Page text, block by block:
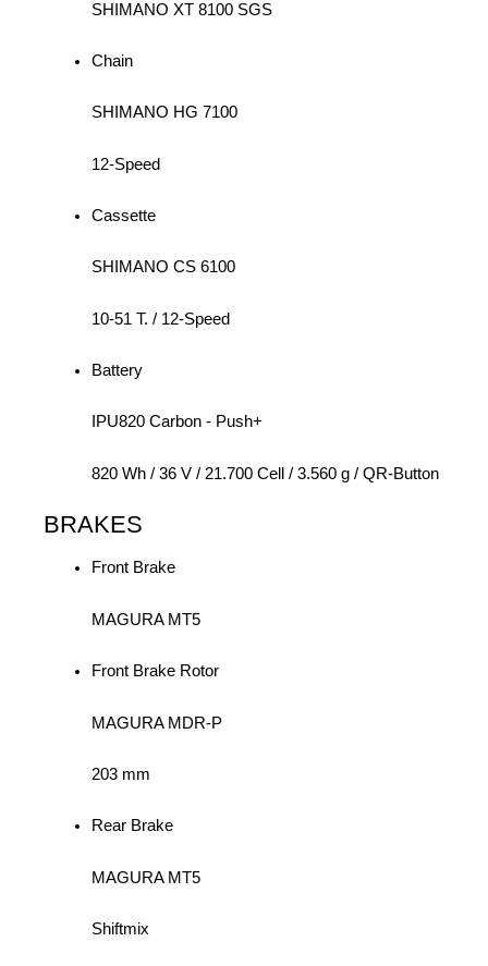
SHIMANO XT 8100 SGS
Chain
SHIMANO HG 7100
12-Speed
Cassette
SHIMANO CS 6100
10-51 T. / 12-Speed
Battery
IPU820 Carbon - Push+
820 Wh / 36 V / 21.700 Cell / 3.560 g / QR-Button
BRAKES
Front Brake
MAGURA MT5
Front Brake Rotor
MAGURA MDR-P
203 mm
Rear Brake
MAGURA MT5
Shiftmix